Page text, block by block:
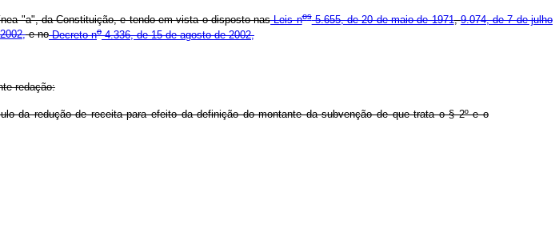
"a", da Constituição, e tendo em vista o disposto nasLeis nos5.655, de 20 de maio de 1971,9.074, de 7 de julho
e noDecreto no4.336, de 15 de agosto de 2002,
redação:
da redução de receita para efeito da definição do montante da subvenção de que trata o § 2º e o